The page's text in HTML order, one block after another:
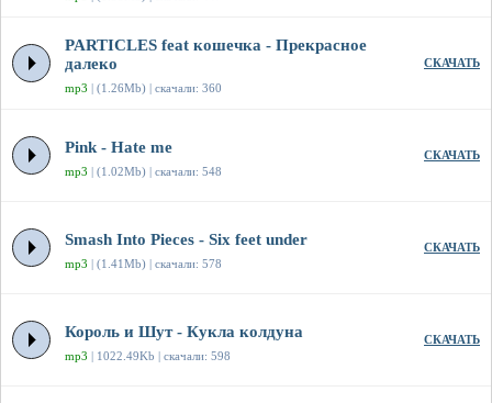
PARTICLES feat кошечка - Прекрасное
далеко
mp3 | (1.26Mb) | скачали: 360
СКАЧАТЬ
Pink - Hate me
mp3 | (1.02Mb) | скачали: 548
СКАЧАТЬ
Smash Into Pieces - Six feet under
mp3 | (1.41Mb) | скачали: 578
СКАЧАТЬ
Король и Шут - Кукла колдуна
mp3 | 1022.49Kb | скачали: 598
СКАЧАТЬ